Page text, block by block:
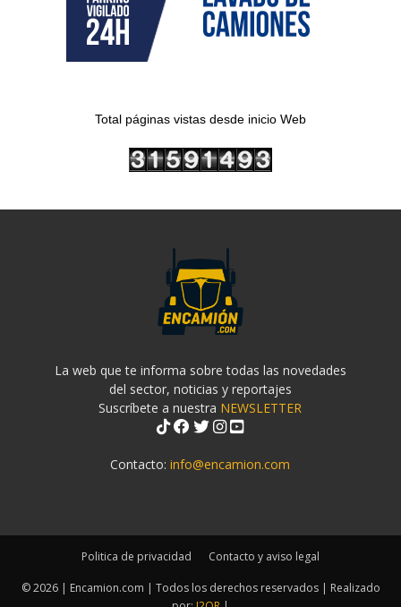
Total páginas vistas desde inicio Web
La web que te informa sobre todas las novedades
del sector, noticias y reportajes
Suscríbete a nuestra NEWSLETTER
Contacto:info@encamion.com
Politica de privacidad Contacto y aviso legal
© 2026 | Encamion.com | Todos los derechos reservados | Realizado